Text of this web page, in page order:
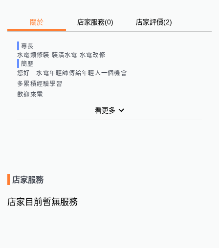
關於 店家服務(0) 店家評價(2)
專長
水電類修裝 裝潢水電 水電改修
簡歷
您好   水電年輕師傅給年輕人一個機會
多累積經驗學習
歡迎來電
看更多
店家服務
店家目前暫無服務